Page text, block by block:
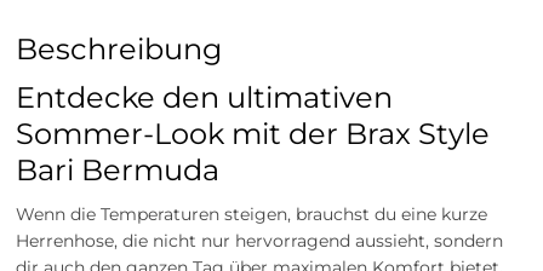
Beschreibung
Entdecke den ultimativen
Sommer-Look mit der Brax Style
Bari Bermuda
Wenn die Temperaturen steigen, brauchst du eine kurze
Herrenhose, die nicht nur hervorragend aussieht, sondern